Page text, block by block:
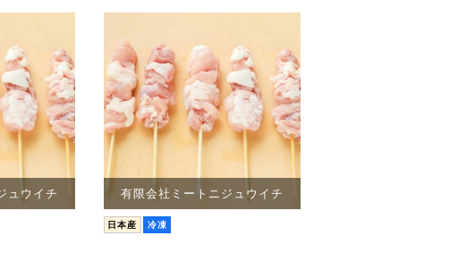
ュウイチ 有限会社ミートニジュウイチ
日本産 冷凍